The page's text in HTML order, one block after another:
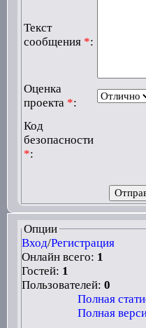
Текст
сообщения *:
Оценка
проекта *:
Код
безопасности
*:
Опции
Вход/Регистрация
Онлайн всего: 1
Гостей: 1
Пользователей: 0
Полная
Полная